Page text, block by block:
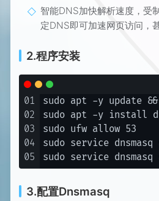
智能DNS加快解析速度，受
定DNS即可加速网页访问，
2.程序安装
01
02
03
04
05
sudo apt -y update
sudo apt -y install
sudo service
3.配置Dnsmasq